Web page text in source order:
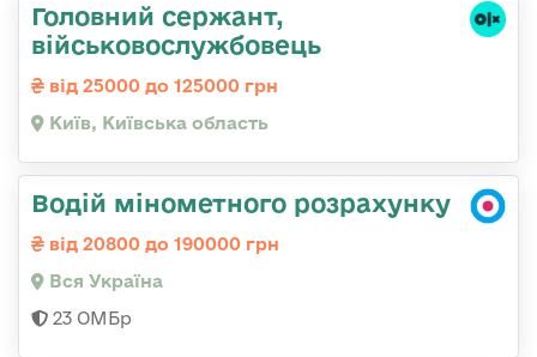
Головний сержант,
військовослужбовець
від 25000 до 125000 грн
Київ, Київська область
Водій мінометного розрахунку
від 20800 до 190000 грн
Вся Україна
23 ОМБр